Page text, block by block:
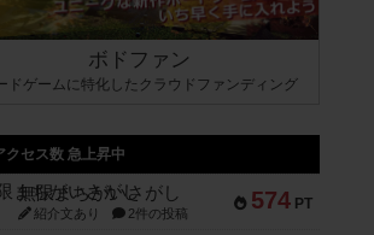
ボドファン
ドゲームに特化したクラウドファンディング
クセス数 急上昇中
574 PT
無限まちがいさがし
紹介文あり 2件の投稿